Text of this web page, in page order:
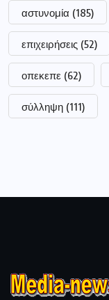
αστυνομία (185)
επιχειρήσεις (52)
οπεκεπε (62)
σύλληψη (111)